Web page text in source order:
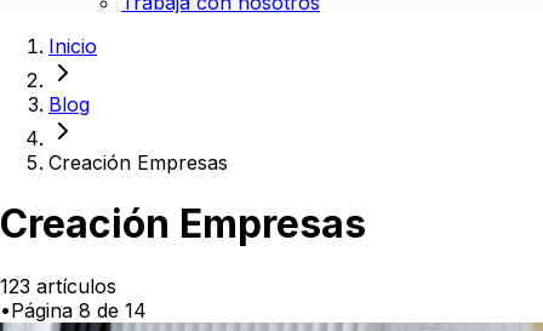
Inicio
Blog
Creación Empresas
Creación Empresas
123 artículos
•Página 8 de 14